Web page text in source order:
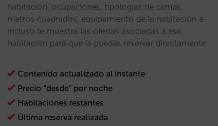
habitación, ocupaciones, tipologías de camas,
metros cuadrados, equipamiento de la habitación e
incluso te muestra las ofertas asociadas a esa
habitación para que la puedas reservar directamente
Contenido actualizado al instante
Precio “desde” por noche
Habitaciones restantes
Última reserva realizada